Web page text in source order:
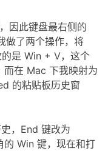
因此键盘最右侧的
做了两个操作，将
是 Win + V，这个
而在 Mac 下我映射为
的粘贴板历史窗
，End 键改为
Win 键，现在和打